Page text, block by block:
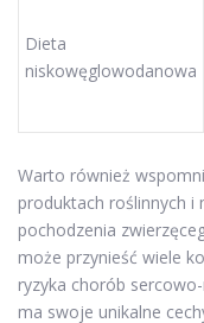
Dieta
niskowęglowodanowa
Warto również
produktach roślinnych i
pochodzenia
może przynieść wiele
ryzyka chorób
ma swoje unikalne